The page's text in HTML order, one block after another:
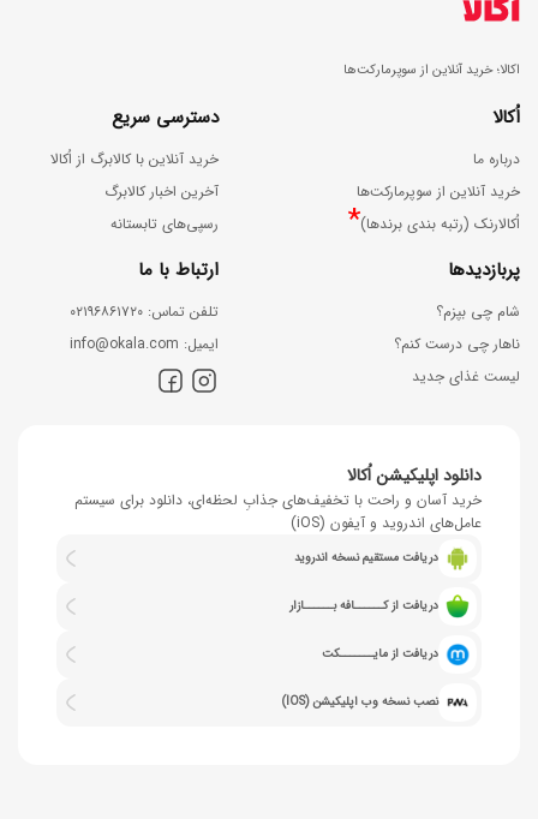
اکالا؛ خرید آنلاین از سوپرمارکت‌ها
اُکالا
درباره ما
خرید آنلاین از سوپرمارکت‌ها
اُکالارنک (رتبه بندی برندها)*
دسترسی سریع
خرید آنلاین با کالابرگ از اُکالا
آخرین اخبار کالابرگ
رسپی‌های تابستانه
پربازدیدها
شام چی بپزم؟
ناهار چی درست کنم؟
لیست غذای جدید
ارتباط با ما
ﺗﻠﻔﻦ ﺗﻤﺎس: ۰۲۱۹۶۸۶۱۷۲۰
اﯾﻤﯿﻞ: info@okala.com
دانلود اپلیکیشن اُکالا
خرید آسان و راحت با تخفیف‌های جذابِ لحظه‌ای، دانلود برای سیستم
عامل‌های اندروید و آیفون (iOS)
دریافت مستقیم نسخه اندروید
دریافت از کــــــافه بــــــازار
دریافت از مایـــــــکت
نصب نسخه وب اپلیکیشن (IOS)